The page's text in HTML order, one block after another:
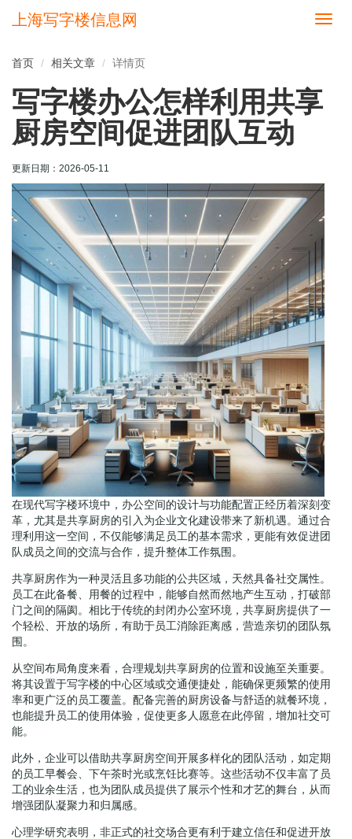
切
上海写字楼信息网
首页 相关文章 详情页
写字楼办公怎样利用共享
厨房空间促进团队互动
更新日期： 2026-05-11
在现代写字楼环境中，办公空间的设计与功能配置正经历着深刻变
革，尤其是共享厨房的引入为企业文化建设带来了新机遇。通过合
理利用这一空间，不仅能够满足员工的基本需求，更能有效促进团
队成员之间的交流与合作，提升整体工作氛围。
共享厨房作为一种灵活且多功能的公共区域，天然具备社交属性。
员工在此备餐、用餐的过程中，能够自然而然地产生互动，打破部
门之间的隔阂。相比于传统的封闭办公室环境，共享厨房提供了一
个轻松、开放的场所，有助于员工消除距离感，营造亲切的团队氛
围。
从空间布局角度来看，合理规划共享厨房的位置和设施至关重要。
将其设置于写字楼的中心区域或交通便捷处，能确保更频繁的使用
率和更广泛的员工覆盖。配备完善的厨房设备与舒适的就餐环境，
也能提升员工的使用体验，促使更多人愿意在此停留，增加社交可
能。
此外，企业可以借助共享厨房空间开展多样化的团队活动，如定期
的员工早餐会、下午茶时光或烹饪比赛等。这些活动不仅丰富了员
工的业余生活，也为团队成员提供了展示个性和才艺的舞台，从而
增强团队凝聚力和归属感。
心理学研究表明，非正式的社交场合更有利于建立信任和促进开放